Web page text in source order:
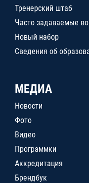
Тренерский штаб
Часто задаваемые
Новый набор
Сведения об
МЕДИА
Новости
Фото
Видео
Программки
Аккредитация
Брендбук